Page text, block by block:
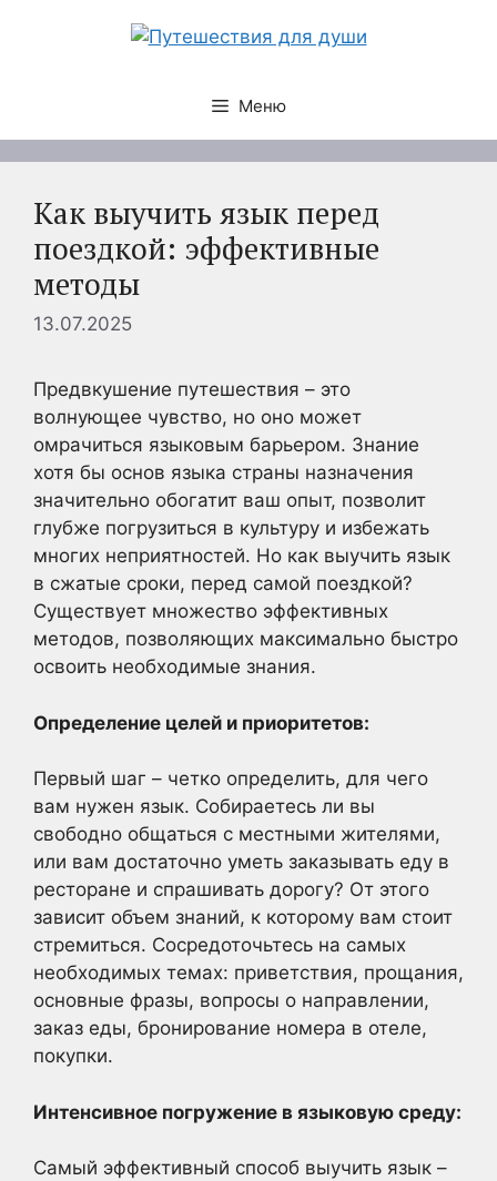
Меню
Как выучить язык перед
поездкой: эффективные
методы
13.07.2025
Предвкушение путешествия – это
волнующее чувство, но оно может
омрачиться языковым барьером. Знание
хотя бы основ языка страны назначения
значительно обогатит ваш опыт, позволит
глубже погрузиться в культуру и избежать
многих неприятностей. Но как выучить язык
в сжатые сроки, перед самой поездкой?
Существует множество эффективных
методов, позволяющих максимально быстро
освоить необходимые знания.
Определение целей и приоритетов:
Первый шаг – четко определить, для чего
вам нужен язык. Собираетесь ли вы
свободно общаться с местными жителями,
или вам достаточно уметь заказывать еду в
ресторане и спрашивать дорогу? От этого
зависит объем знаний, к которому вам стоит
стремиться. Сосредоточьтесь на самых
необходимых темах: приветствия, прощания,
основные фразы, вопросы о направлении,
заказ еды, бронирование номера в отеле,
покупки.
Интенсивное погружение в языковую среду:
Самый эффективный способ выучить язык –